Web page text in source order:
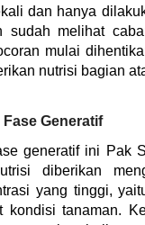
dan hanya
sudah melihat
mulai
nutrisi bagian
Fase Generatif
generatif ini Pak
diberikan
yang tinggi,
kondisi tanaman.